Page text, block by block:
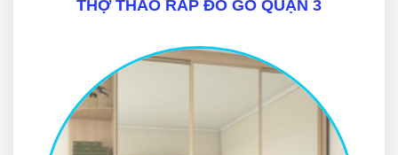
THỢ THÁO RÁP ĐỒ GỖ QUẬN 3